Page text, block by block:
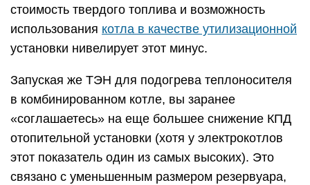
стоимость твердого топлива и возможность
использования котла в качестве утилизационной
установки нивелирует этот минус.
Запуская же ТЭН для подогрева теплоносителя
в комбинированном котле, вы заранее
«соглашаетесь» на еще большее снижение КПД
отопительной установки (хотя у электрокотлов
этот показатель один из самых высоких). Это
связано с уменьшенным размером резервуара,